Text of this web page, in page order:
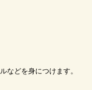
などを身につけます。